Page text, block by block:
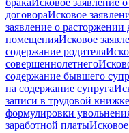
бракаИсковое заявление
договораИсковое
заявление о
помещенияИсковое
содержание родителя
совершеннолетнего
содержание бывшего
на содержание супруга
записи в трудовой книжке
формулировки
заработной платы